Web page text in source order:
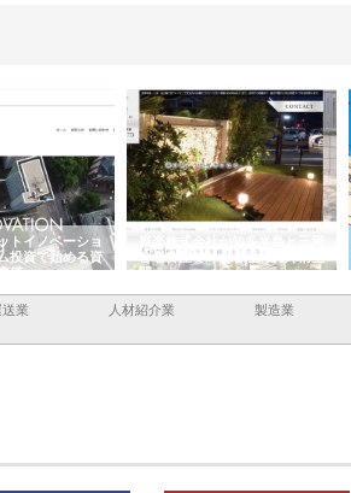
トイノベーショ
投資で始める資
備
と名古屋で叶える理想の外構空
間
送業 人材紹介業 製造業